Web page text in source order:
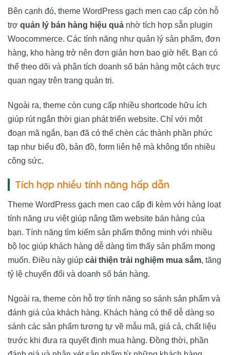
Bên cạnh đó, theme WordPress gạch men cao cấp còn hỗ
trợ quản lý bán hàng hiệu quả nhờ tích hợp sẵn plugin
Woocommerce. Các tính năng như quản lý sản phẩm, đơn
hàng, kho hàng trở nên đơn giản hơn bao giờ hết. Bạn có
thể theo dõi và phân tích doanh số bán hàng một cách trực
quan ngay trên trang quản trị.
Ngoài ra, theme còn cung cấp nhiều shortcode hữu ích
giúp rút ngắn thời gian phát triển website. Chỉ với một
đoạn mã ngắn, bạn đã có thể chèn các thành phần phức
tạp như biểu đồ, bản đồ, form liên hệ mà không tốn nhiều
công sức.
Tích hợp nhiều tính năng hấp dẫn
Theme WordPress gạch men cao cấp đi kèm với hàng loạt
tính năng ưu việt giúp nâng tầm website bán hàng của
bạn. Tính năng tìm kiếm sản phẩm thông minh với nhiều
bộ lọc giúp khách hàng dễ dàng tìm thấy sản phẩm mong
muốn. Điều này giúp cải thiện trải nghiệm mua sắm, tăng
tỷ lệ chuyển đổi và doanh số bán hàng.
Ngoài ra, theme còn hỗ trợ tính năng so sánh sản phẩm và
đánh giá của khách hàng. Khách hàng có thể dễ dàng so
sánh các sản phẩm tương tự về mẫu mã, giá cả, chất liệu
trước khi đưa ra quyết định mua hàng. Đồng thời, phần